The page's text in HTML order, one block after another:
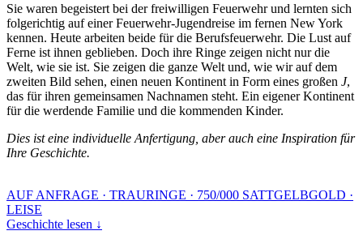
Sie waren begeistert bei der freiwilligen Feuerwehr und lernten sich
folgerichtig auf einer Feuerwehr-Jugendreise im fernen New York
kennen. Heute arbeiten beide für die Berufsfeuerwehr. Die Lust auf
Ferne ist ihnen geblieben. Doch ihre Ringe zeigen nicht nur die
Welt, wie sie ist. Sie zeigen die ganze Welt und, wie wir auf dem
zweiten Bild sehen, einen neuen Kontinent in Form eines großen J,
das für ihren gemeinsamen Nachnamen steht. Ein eigener Kontinent
für die werdende Familie und die kommenden Kinder.
Dies ist eine individuelle Anfertigung, aber auch eine Inspiration für
Ihre Geschichte.
AUF ANFRAGE · TRAURINGE · 750/000 SATTGELBGOLD ·
LEISE
Geschichte lesen ↓